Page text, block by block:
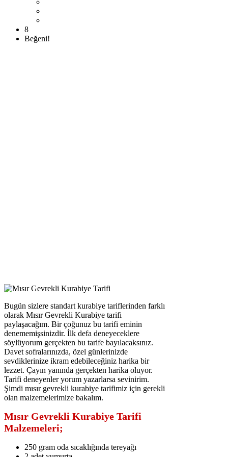
8
Beğeni!
Bugün sizlere standart kurabiye tariflerinden farklı
olarak Mısır Gevrekli Kurabiye tarifi
paylaşacağım. Bir çoğunuz bu tarifi eminin
denememişsinizdir. İlk defa deneyeceklere
söylüyorum gerçekten bu tarife bayılacaksınız.
Davet sofralarınızda, özel günlerinizde
sevdiklerinize ikram edebileceğiniz harika bir
lezzet. Çayın yanında gerçekten harika oluyor.
Tarifi deneyenler yorum yazarlarsa sevinirim.
Şimdi mısır gevrekli kurabiye tarifimiz için gerekli
olan malzemelerimize bakalım.
Mısır Gevrekli Kurabiye Tarifi
Malzemeleri;
250 gram oda sıcaklığında tereyağı